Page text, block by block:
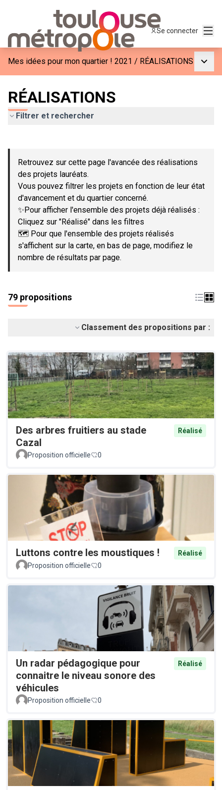
Se connecter
Mes idées pour mon quartier ! 2021 / RÉALISATIONS
RÉALISATIONS
Filtrer et rechercher
−
Retrouvez sur cette page l'avancée des réalisations
des projets lauréats.
Vous pouvez filtrer les projets en fonction de leur état
d'avancement et du quartier concerné.
✨Pour afficher l'ensemble des projets déjà réalisés :
Cliquez sur "Réalisé" dans les filtres
🗺️ Pour que l'ensemble des projets réalisés
s'affichent sur la carte, en bas de page, modifiez le
nombre de résultats par page.
79 propositions
Classement des propositions par :
Des arbres fruitiers au stade
Cazal
Réalisé
Proposition officielle 0
Luttons contre les moustiques !
Réalisé
Proposition officielle
0
Un radar pédagogique pour
connaitre le niveau sonore des
véhicules
Réalisé
Proposition officielle 0